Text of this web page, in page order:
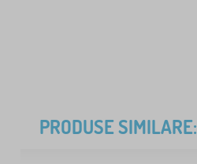
PRODUSE SIMILARE: